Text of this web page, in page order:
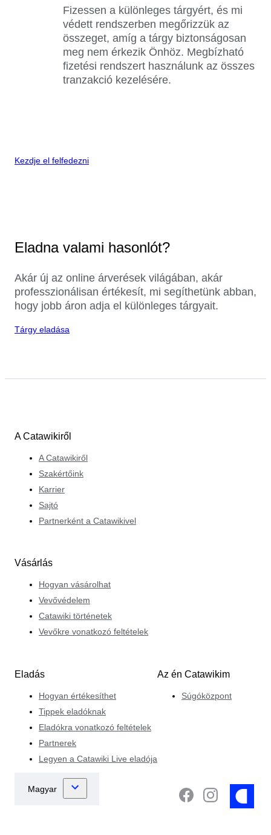
Fizessen a különleges tárgyért, és mi
védett rendszerben megőrizzük az
összeget, amíg a tárgy biztonságosan
meg nem érkezik Önhöz. Megbízható
fizetési rendszert használunk az összes
tranzakció kezelésére.
Kezdje el felfedezni
Eladna valami hasonlót?
Akár új az online árverések világában, akár
professzionálisan értékesít, mi segíthetünk abban,
hogy jobb áron adja el különleges tárgyait.
Tárgy eladása
A Catawikiről
A Catawikiről
Szakértőink
Karrier
Sajtó
Partnerként a Catawikivel
Vásárlás
Hogyan vásárolhat
Vevővédelem
Catawiki történetek
Vevőkre vonatkozó feltételek
Eladás
Hogyan értékesíthet
Tippek eladóknak
Eladókra vonatkozó feltételek
Partnerek
Legyen a Catawiki Live eladója
Az én Catawikim
Súgóközpont